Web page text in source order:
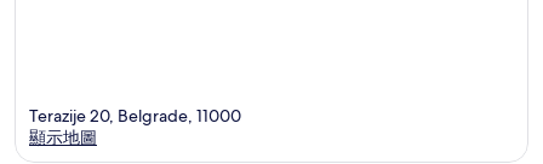
Terazije 20, Belgrade, 11000
顯示地圖